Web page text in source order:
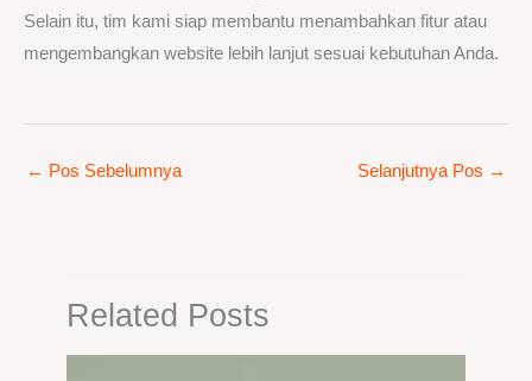
Selain itu, tim kami siap membantu menambahkan fitur atau
mengembangkan website lebih lanjut sesuai kebutuhan Anda.
← Pos Sebelumnya Selanjutnya Pos →
Related Posts